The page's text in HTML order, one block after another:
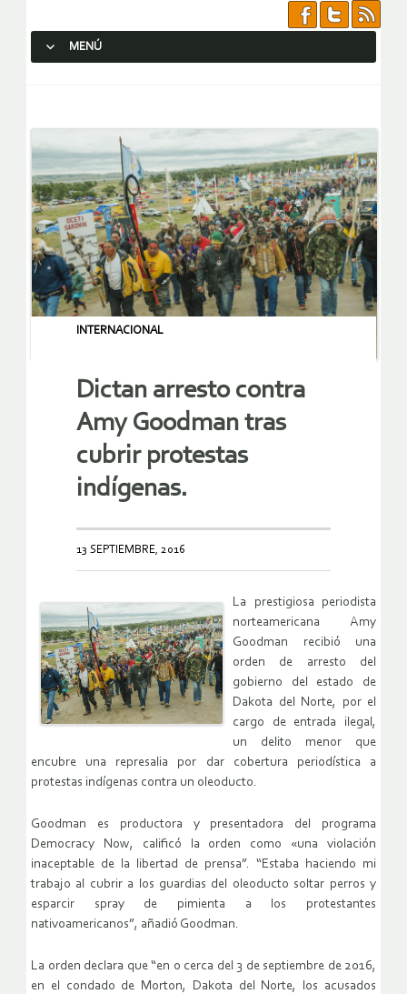
MENÚ
INTERNACIONAL
Dictan arresto contra
Amy Goodman tras
cubrir protestas
indígenas.
13 SEPTIEMBRE, 2016
La prestigiosa periodista
norteamericana Amy
Goodman recibió una
orden de arresto del
gobierno del estado de
Dakota del Norte, por el
cargo de entrada ilegal,
un delito menor que
encubre una represalia por dar cobertura periodística a
protestas indígenas contra un oleoducto.
Goodman es productora y presentadora del programa
Democracy Now, calificó la orden como «una violación
inaceptable de la libertad de prensa”. “Estaba haciendo mi
trabajo al cubrir a los guardias del oleoducto soltar perros y
esparcir spray de pimienta a los protestantes
nativoamericanos”, añadió Goodman.
La orden declara que “en o cerca del 3 de septiembre de 2016,
en el condado de Morton, Dakota del Norte, los acusados